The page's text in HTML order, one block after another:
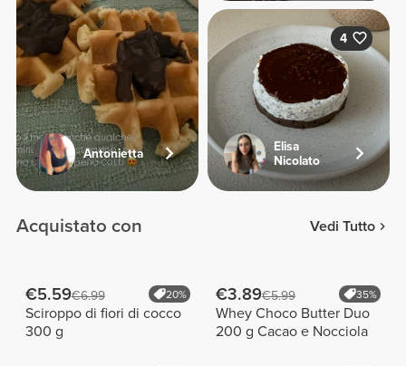
Antonietta
4
Elisa
Nicolato
Acquistato con Vedi Tutto
€5.59€6.99 20%
Sciroppo di fiori di cocco
300 g
€3.89€5.99 35%
Whey Choco Butter Duo
200 g Cacao e Nocciola